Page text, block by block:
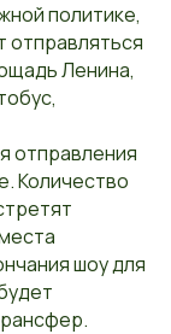
политике,
отправляться
Ленина,
отправления
Количество
шоу для